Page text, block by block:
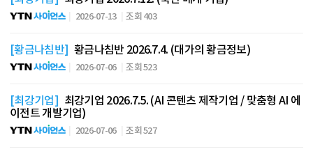
2026-07-13 조회 403
[황금나침반] 황금나침반 2026.7.4. (대가의 황금정보)
2026-07-06 조회 523
[최강기업] 최강기업 2026.7.5. (AI 콘텐츠 제작기업 / 맞춤형 AI 에
이전트 개발기업)
2026-07-06 조회 527